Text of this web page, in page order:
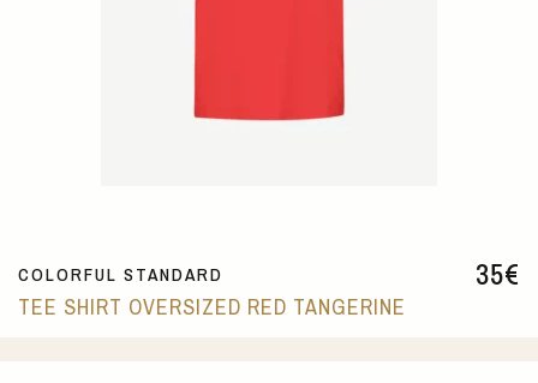
35€
COLORFUL STANDARD
TEE SHIRT OVERSIZED RED TANGERINE